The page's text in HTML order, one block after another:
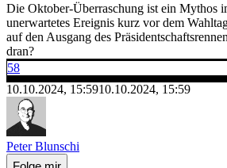
Die Oktober-Überraschung ist ein Mythos
unerwartetes Ereignis kurz vor dem
auf den Ausgang des
dran?
58
10.10.2024, 15:5910.10.2024, 15:59
Peter Blunschi